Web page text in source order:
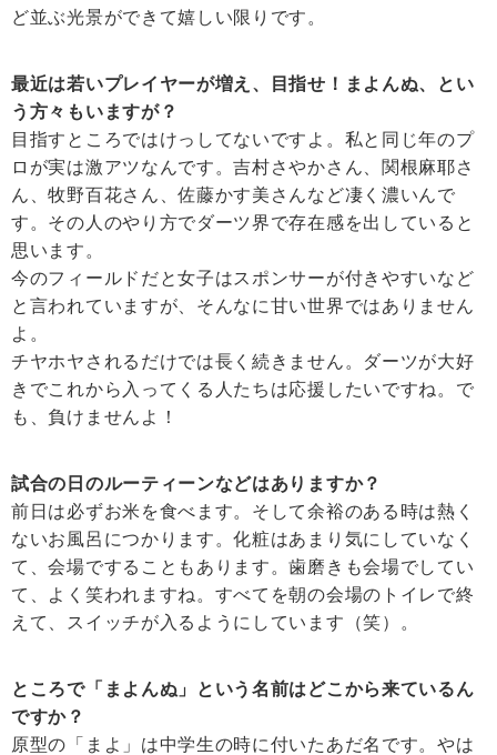
ど並ぶ光景ができて嬉しい限りです。
最近は若いプレイヤーが増え、目指せ！まよんぬ、とい
う方々もいますが？
目指すところではけっしてないですよ。私と同じ年のプ
ロが実は激アツなんです。吉村さやかさん、関根麻耶さ
ん、牧野百花さん、佐藤かす美さんなど凄く濃いんで
す。その人のやり方でダーツ界で存在感を出していると
思います。
今のフィールドだと女子はスポンサーが付きやすいなど
と言われていますが、そんなに甘い世界ではありません
よ。
チヤホヤされるだけでは長く続きません。ダーツが大好
きでこれから入ってくる人たちは応援したいですね。で
も、負けませんよ！
試合の日のルーティーンなどはありますか？
前日は必ずお米を食べます。そして余裕のある時は熱く
ないお風呂につかります。化粧はあまり気にしていなく
て、会場ですることもあります。歯磨きも会場でしてい
て、よく笑われますね。すべてを朝の会場のトイレで終
えて、スイッチが入るようにしています（笑）。
ところで「まよんぬ」という名前はどこから来ているん
ですか？
原型の「まよ」は中学生の時に付いたあだ名です。やは